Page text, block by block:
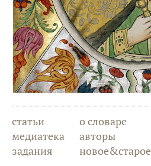
статьи
медиатека
задания
о словаре
авторы
новое&старое